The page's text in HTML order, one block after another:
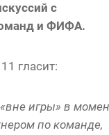
с
и ФИФА.
гласит:
игры» в
по команде,